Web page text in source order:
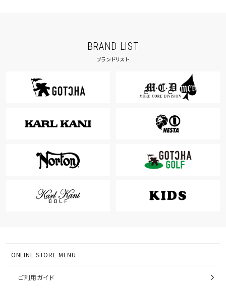
BRAND LIST
ブランドリスト
ONLINE STORE MENU
ご利用ガイド